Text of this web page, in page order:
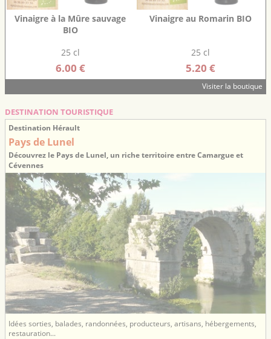
Vinaigre à la Mûre sauvage
BIO
25 cl
6.00 €
Vinaigre au Romarin BIO
25 cl
5.20 €
Visiter la boutique
DESTINATION TOURISTIQUE
Destination Hérault
Pays de Lunel
Découvrez le Pays de Lunel, un riche territoire entre Camargue et
Cévennes
Idées sorties, balades, randonnées, producteurs, artisans, hébergements,
restauration...